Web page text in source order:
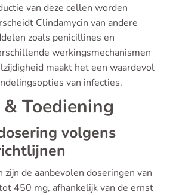
van deze cellen worden
Clindamycin van andere
zoals penicillines en
werkingsmechanismen
maakt het een waardevol
van infecties.
Toediening
volgens
zijn de aanbevolen doseringen van
450 mg, afhankelijk van de ernst